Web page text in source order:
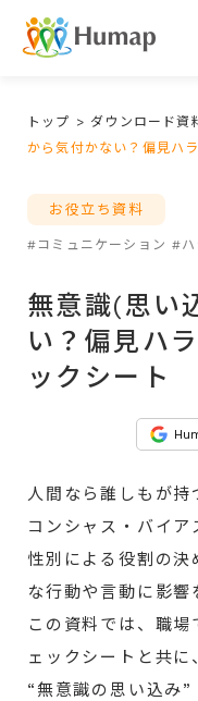
トップ > ダウンロード資
から気付かない？偏見ハ
お役立ち資料
#コミュニケーション #ハ
無意識(思い
い？偏見ハ
ックシート
人間なら誰しもが
コンシャス・バイア
性別による役割の決
な行動や言動に影響
この資料では、職
ェックシートと共に
“無意識の思い込み